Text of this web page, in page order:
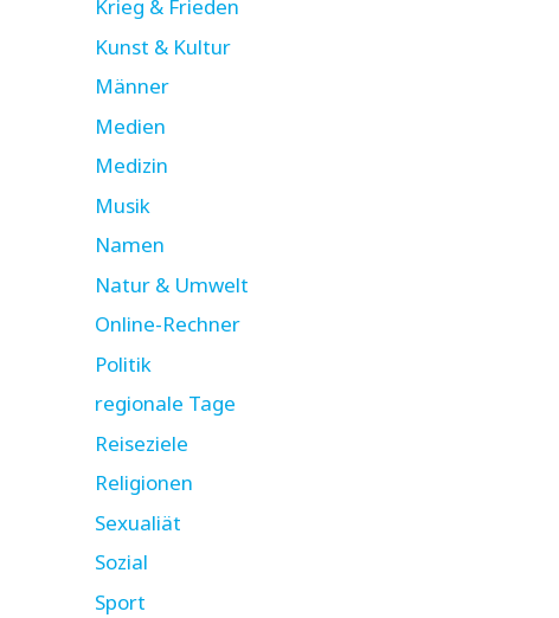
Krieg & Frieden
Kunst & Kultur
Männer
Medien
Medizin
Musik
Namen
Natur & Umwelt
Online-Rechner
Politik
regionale Tage
Reiseziele
Religionen
Sexualiät
Sozial
Sport